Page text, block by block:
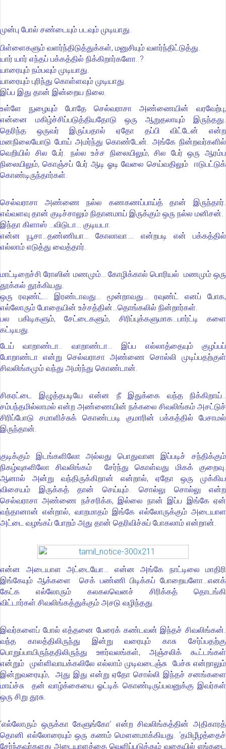
முன்பு போல் சண்டையும் படவும் முடியாது.
பிள்ளைகளும் வளர்ந்திடுத்துக்கள், மனுசியும் வளர்ந்திட்டுத்து.
யார் யார் எந்தப் பக்கத்தில் நிக்கிறார்களோ..?
யாரையும் நம்பவும் முடியாது.
யாரையும் புரிந்து கொள்ளவும் முடியாது.
இப்ப இது தான் இன்றைய நிலை.
உள்ளே நுழையும் போதே செல்வராசா அண்ணையின் வரவேற்பு,
என்னை மகிழ்ச்சிப்படுத்தியதோடு ஒரு ஆறுதலாயும் இருந்தது.
தெரிந்த ஒருவர் இருப்பதால் ஏதோ தப்பி விட்டேன் என்ற
மனநிலையோடு போய் அமர்ந்து கொண்டேன். அங்கே நின்றவர்களில்
வெறியில் சில பேர். நல்ல உச்ச நிலையிலும், சில பேர் ஒரு ஆரம்ப
நிலையிலும், கொஞ்சப் பேர் ஆடி ஓடி வேலை செய்வதிலும் ஈடுபட்டுக்
கொண்டிருந்தார்கள்.
செல்வராசா அண்ணை நல்ல கணகணப்பாய்த் தான் இருந்தார்.
எவ்வளவு தான் குடிச்சாலும் நிதானமாய் இருக்கும் ஒரு நல்ல மனிசன்.
இந்தா கிளாஸ் …விடுடா… குடியடா.
என்ன யூசா…தண்ணியா… கோலாவா…. என்றபடி என் பக்கத்தில்
எல்லாம் எடுத்து வைத்தார்.
மாட்டிறைச்சி ரோஸின் மணமும்… கோழிக்கால் பொரியல் மணமும் ஒரு
தூக்கல் தூக்கியது.
ஒரு ரவுண்ட்… இரண்டாவது… மூன்றாவது… ரவுண்ட் எனப் போக,
எல்லோரும் போதையின் உச்சத்தின்…தொங்கலில் நின்றார்கள்.
பல பகிடிகளும், சேட்டைகளும், சிரிப்புக்களுமாக…பார்ட்டி களை
கட்டியது.
டேய் வாறாண்டா.. வாறாண்டா… இப்ப எல்லாத்தையும் குழப்பப்
போறாண்டா என்று செல்வராசா அண்ணை சொல்லி முடிப்பதற்குள்
சிவலிங்கமும் வந்து அமர்ந்து கொண்டான்.
சிகரட்டை இழுத்தபடியே என்ன நீ இதுக்கை வந்த நிக்கிறாய்..
சம்பந்தமில்லாமல் என்ற அண்ணையின் நக்கலை சிவலிங்கம் அசட்டுச்
சிரிப்போடு சமாளிச்சுக் கொண்டபடி குமாரின் பக்கத்தில் பேசாமல்
இருந்தான்.
குடிக்கும் இடங்களிலோ அல்லது பொதுவான இப்படிச் சந்திக்கும்
நிகழ்வுகளிலோ சிவலிங்கம் சேர்ந்து கொள்வது மிகக் குறைவு.
ஆனால் அன்று வந்திருக்கிறான் என்றால், ஏதோ ஒரு முக்கிய
விசையம் இருக்கத் தான் செய்யும். சொல்லு சொல்லு என்ற
செல்வராசா அண்ணை நச்சரிக்க, இல்லை நான் இப்ப இங்கே ஏன்
வந்தானான் என்றால், வாறமாதம் இங்கே எல்லோருக்கும் அடையாள
அட்டை வழங்கப் போறம் அது தான் தெரிவிச்சுப் போகலாம் என்றான்.
என்ன அடையாள அட்டையோ… என்ன அங்கே நாட்டிலை மாதிரி
இங்கேயும் ஆக்களை செக் பண்ணி பிடிக்கப் போறையளோ…எனக்
கேட்க எல்லோரும் கலகலவெனச் சிரிக்கத் தொடங்கி
விட்டார்கள்.சிவலிங்கத்துக்கும் அசடு வழிந்தது.
இவர்களைப் போல் எத்தனை பேரைக் கண்டவன் இந்தச் சிவலிங்கன்.
வந்த காலத்திலிருந்து இன்று வரையும் காசு சேர்ப்பதற்கு
பொறுப்பாயிருந்ததிலிருந்து ஊர்வலங்கள், அஞ்சலிக் கூட்டங்கள்
என்றும் முள்ளிவாயக்கலிலே எல்லாம் முடிவடைஞ்சு பேச்சு என்றாலும்
இன்றுவரையும், அது இது என்று ஏதோ சொல்லி இந்தச் சனங்களை
மாய்ச்சு தன் வாழ்க்கையை ஓட்டிக் கொண்டிருப்பவனுக்கு இவர்கள்
ஒரு சிறு தூசு.
‘எல்லோரும் ஒருக்கா கேளுங்கோ’ என்ற சிவலிங்கத்தின் அதிகாரத்
தொனி எல்லோரையும் ஒரு கணம் மௌனமாக்கியது. ‘தமிழீழத்தைச்
சேர்ந்தவர்களது அடையாளத்தை வெளிப்படுத்தும் வகையில் எங்கடை